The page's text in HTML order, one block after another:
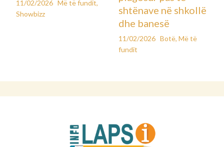
11/02/2026 Më të fundit,
Showbizz
shtënave në shkollë
dhe banesë
11/02/2026 Botë, Më të
fundit